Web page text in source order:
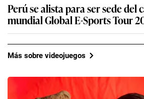
Perú se alista para ser sede del
mundial Global E-Sports Tour
Más sobre videojuegos